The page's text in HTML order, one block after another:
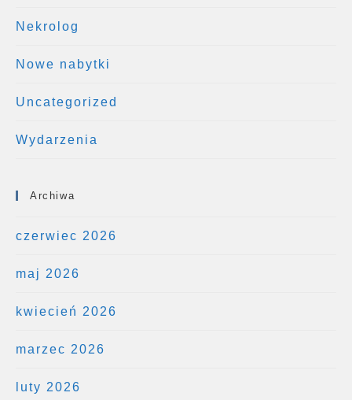
Nekrolog
Nowe nabytki
Uncategorized
Wydarzenia
Archiwa
czerwiec 2026
maj 2026
kwiecień 2026
marzec 2026
luty 2026